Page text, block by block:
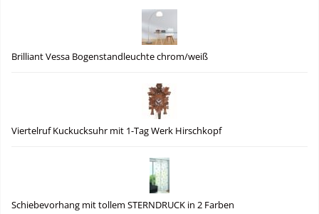
Brilliant Vessa Bogenstandleuchte chrom/weiß
Viertelruf Kuckucksuhr mit 1-Tag Werk Hirschkopf
Schiebevorhang mit tollem STERNDRUCK in 2 Farben